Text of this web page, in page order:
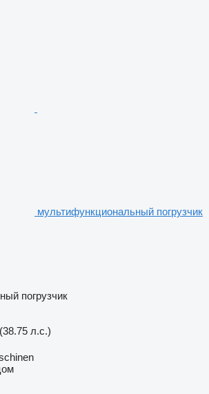
мультифункциональный погрузчик
погрузчик
л.с.)